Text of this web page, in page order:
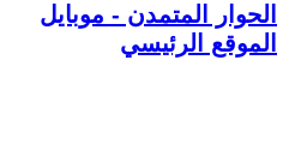
الحوار المتمدن - موبايل
الموقع الرئيسي